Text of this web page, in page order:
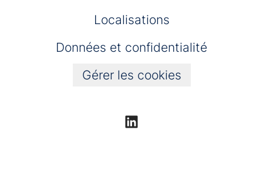
Localisations
Données et confidentialité
Gérer les cookies